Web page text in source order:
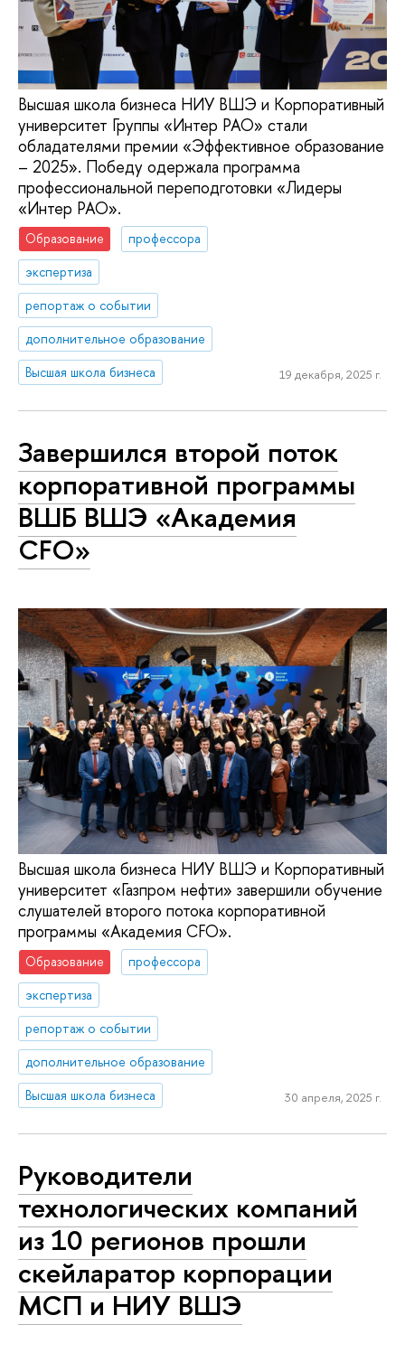
Высшая школа бизнеса НИУ ВШЭ и Корпоративный
университет Группы «Интер РАО» стали
обладателями премии «Эффективное образование
– 2025». Победу одержала программа
профессиональной переподготовки «Лидеры
«Интер РАО».
Образование
профессора
экспертиза
репортаж о событии
дополнительное образование
Высшая школа бизнеса
19 декабря, 2025 г.
Завершился второй поток
корпоративной программы
ВШБ ВШЭ «Академия
CFO»
Высшая школа бизнеса НИУ ВШЭ и Корпоративный
университет «Газпром нефти» завершили обучение
слушателей второго потока корпоративной
программы «Академия CFO».
Образование
профессора
экспертиза
репортаж о событии
дополнительное образование
Высшая школа бизнеса
30 апреля, 2025 г.
Руководители
технологических компаний
из 10 регионов прошли
скейларатор корпорации
МСП и НИУ ВШЭ